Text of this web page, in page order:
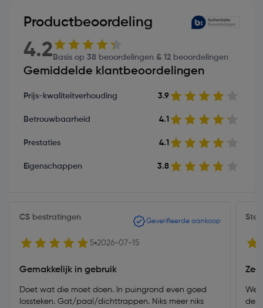
Productbeoordeling
4.2 Basis op 38 beoordelingen & 12 beoordelingen
Gemiddelde klantbeoordelingen
Prijs-kwaliteitverhouding 3.9
Betrouwbaarheid 4.1
Prestaties 4.1
Eigenschappen 3.8
CS bestratingen Geverifieerde aankoop
5 2026-07-15
Gemakkelijk in gebruik
Doet wat die moet doen. In puingrond even goed
lossteken. Gat/paal/dichttrappen. Niks meer niks